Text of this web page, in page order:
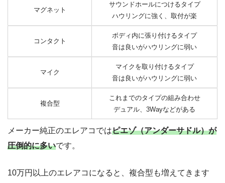
マグネット
サウンドホールにつけるタイプ
ハウリングに強く、取付が楽
コンタクト
ボディ内に張り付けるタイプ
音は良いがハウリングに弱い
マイク
マイクを取り付けるタイプ
音は良いがハウリングに弱い
複合型
これまでのタイプの組み合わせ
デュアル、3Wayなどがある
メーカー純正のエレアコではピエゾ（アンダーサドル）が
圧倒的に多いです。
10万円以上のエレアコになると、複合型も増えてきます